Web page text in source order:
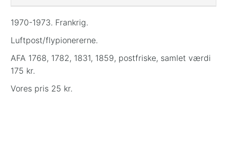
1970-1973. Frankrig.
Luftpost/flypionererne.
AFA 1768, 1782, 1831, 1859, postfriske, samlet værdi
175 kr.
Vores pris 25 kr.